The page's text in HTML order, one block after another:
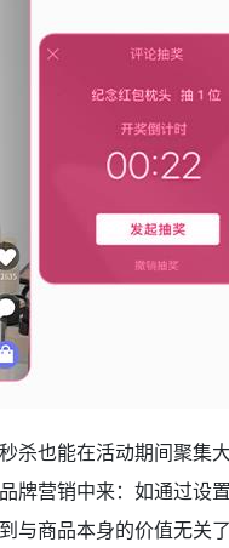
杀也能在活动期间聚集
营销中来：如通过设
与商品本身的价值无关